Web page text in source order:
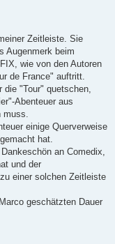
Zeitleiste. Sie
Augenmerk beim
wie von den Autoren
de France" auftritt.
"Tour" quetschen,
Abenteuer aus
einige Querverweise
hat.
an Comedix,
und der
einer solchen Zeitleiste
geschätzten Dauer